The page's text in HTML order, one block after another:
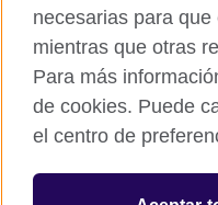
Aviso Legal
Cookies
Mapa del sitio
© 2026 British Council
relations and educational
necesarias para
mientras que otras
Para más
de cookies. Puede
el centro de